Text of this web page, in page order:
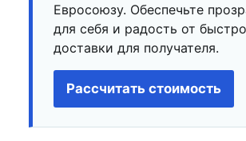
Евросоюзу. Обеспечьте
для себя и радость от
доставки для получателя.
Рассчитать стоимость